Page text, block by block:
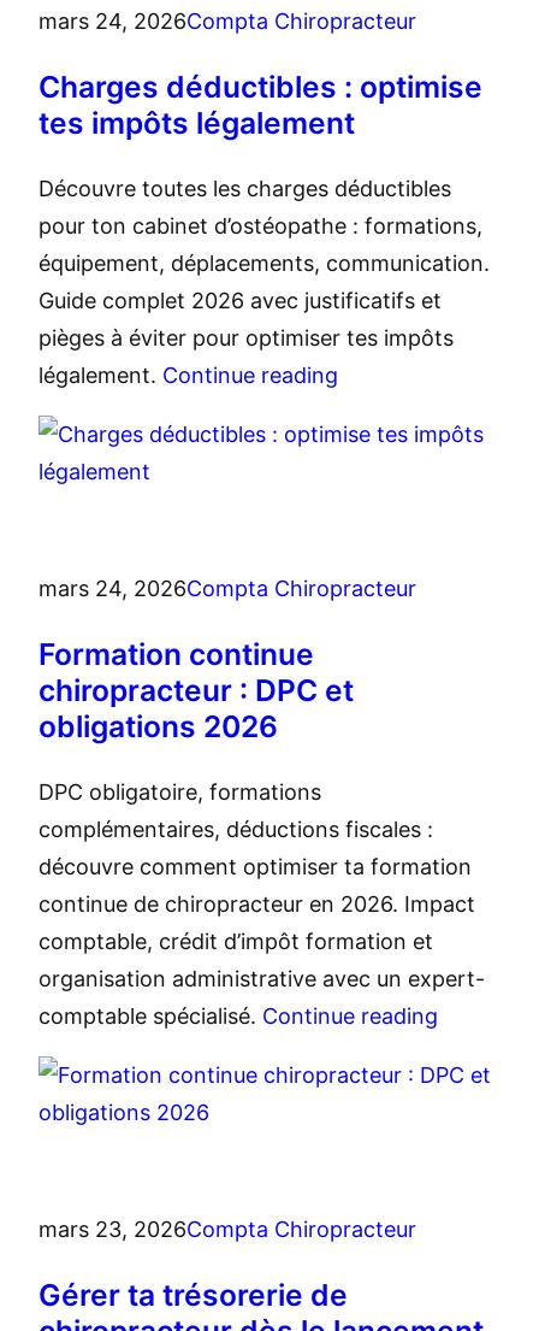
mars 24, 2026Compta Chiropracteur
Charges déductibles : optimise
tes impôts légalement
Découvre toutes les charges déductibles
pour ton cabinet d’ostéopathe : formations,
équipement, déplacements, communication.
Guide complet 2026 avec justificatifs et
pièges à éviter pour optimiser tes impôts
légalement. Continue reading
mars 24, 2026Compta Chiropracteur
Formation continue
chiropracteur : DPC et
obligations 2026
DPC obligatoire, formations
complémentaires, déductions fiscales :
découvre comment optimiser ta formation
continue de chiropracteur en 2026. Impact
comptable, crédit d’impôt formation et
organisation administrative avec un expert-
comptable spécialisé. Continue reading
mars 23, 2026Compta Chiropracteur
Gérer ta trésorerie de